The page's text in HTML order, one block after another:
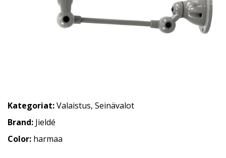
Kategoriat:Valaistus, Seinävalot
Brand: Jieldé
Color: harmaa